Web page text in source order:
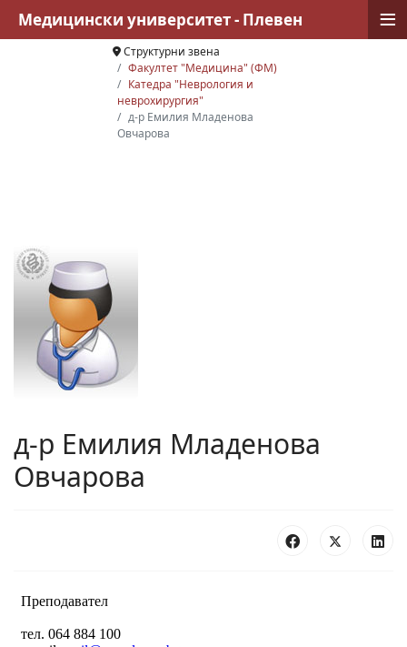
Структурни звена
Факултет "Медицина" (ФМ)
Катедра "Неврология и
неврохирургия"
д-р Емилия Младенова
Овчарова
д-р Емилия Младенова
Овчарова
Медицински университет - Плевен ≡